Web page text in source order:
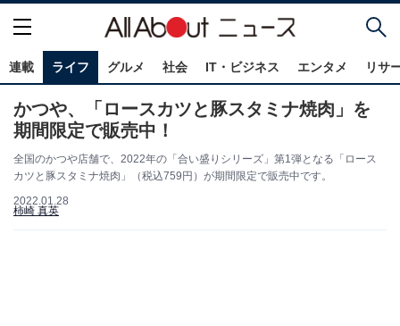
連載 ライフ グルメ 社会 IT・ビジネス エンタメ リサ
かつや、「ロースカツと豚スタミナ焼肉」を
期間限定で販売中！
全国のかつや店舗で、2022年の「合い盛りシリーズ」第1弾となる「ロース
カツと豚スタミナ焼肉」（税込759円）が期間限定で販売中です。
2022.01.28
柿崎 真英